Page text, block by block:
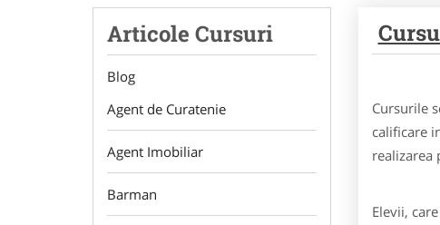
Articole Cursuri
Blog
Agent de Curatenie
Agent Imobiliar
Barman
Cursurile
calificare
realizarea
Elevii,